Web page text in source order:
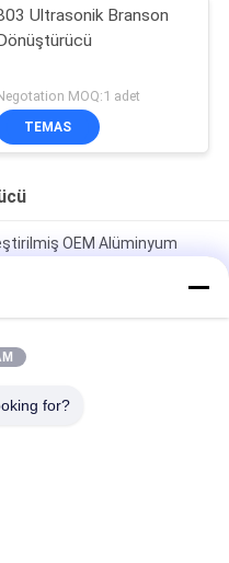
Ultrasonik Branson
MOQ:1 adet
TEMAS
OEM Alüminyum
Kaynak Dönüştürücü
Dönüştürücü 20Khz
for?